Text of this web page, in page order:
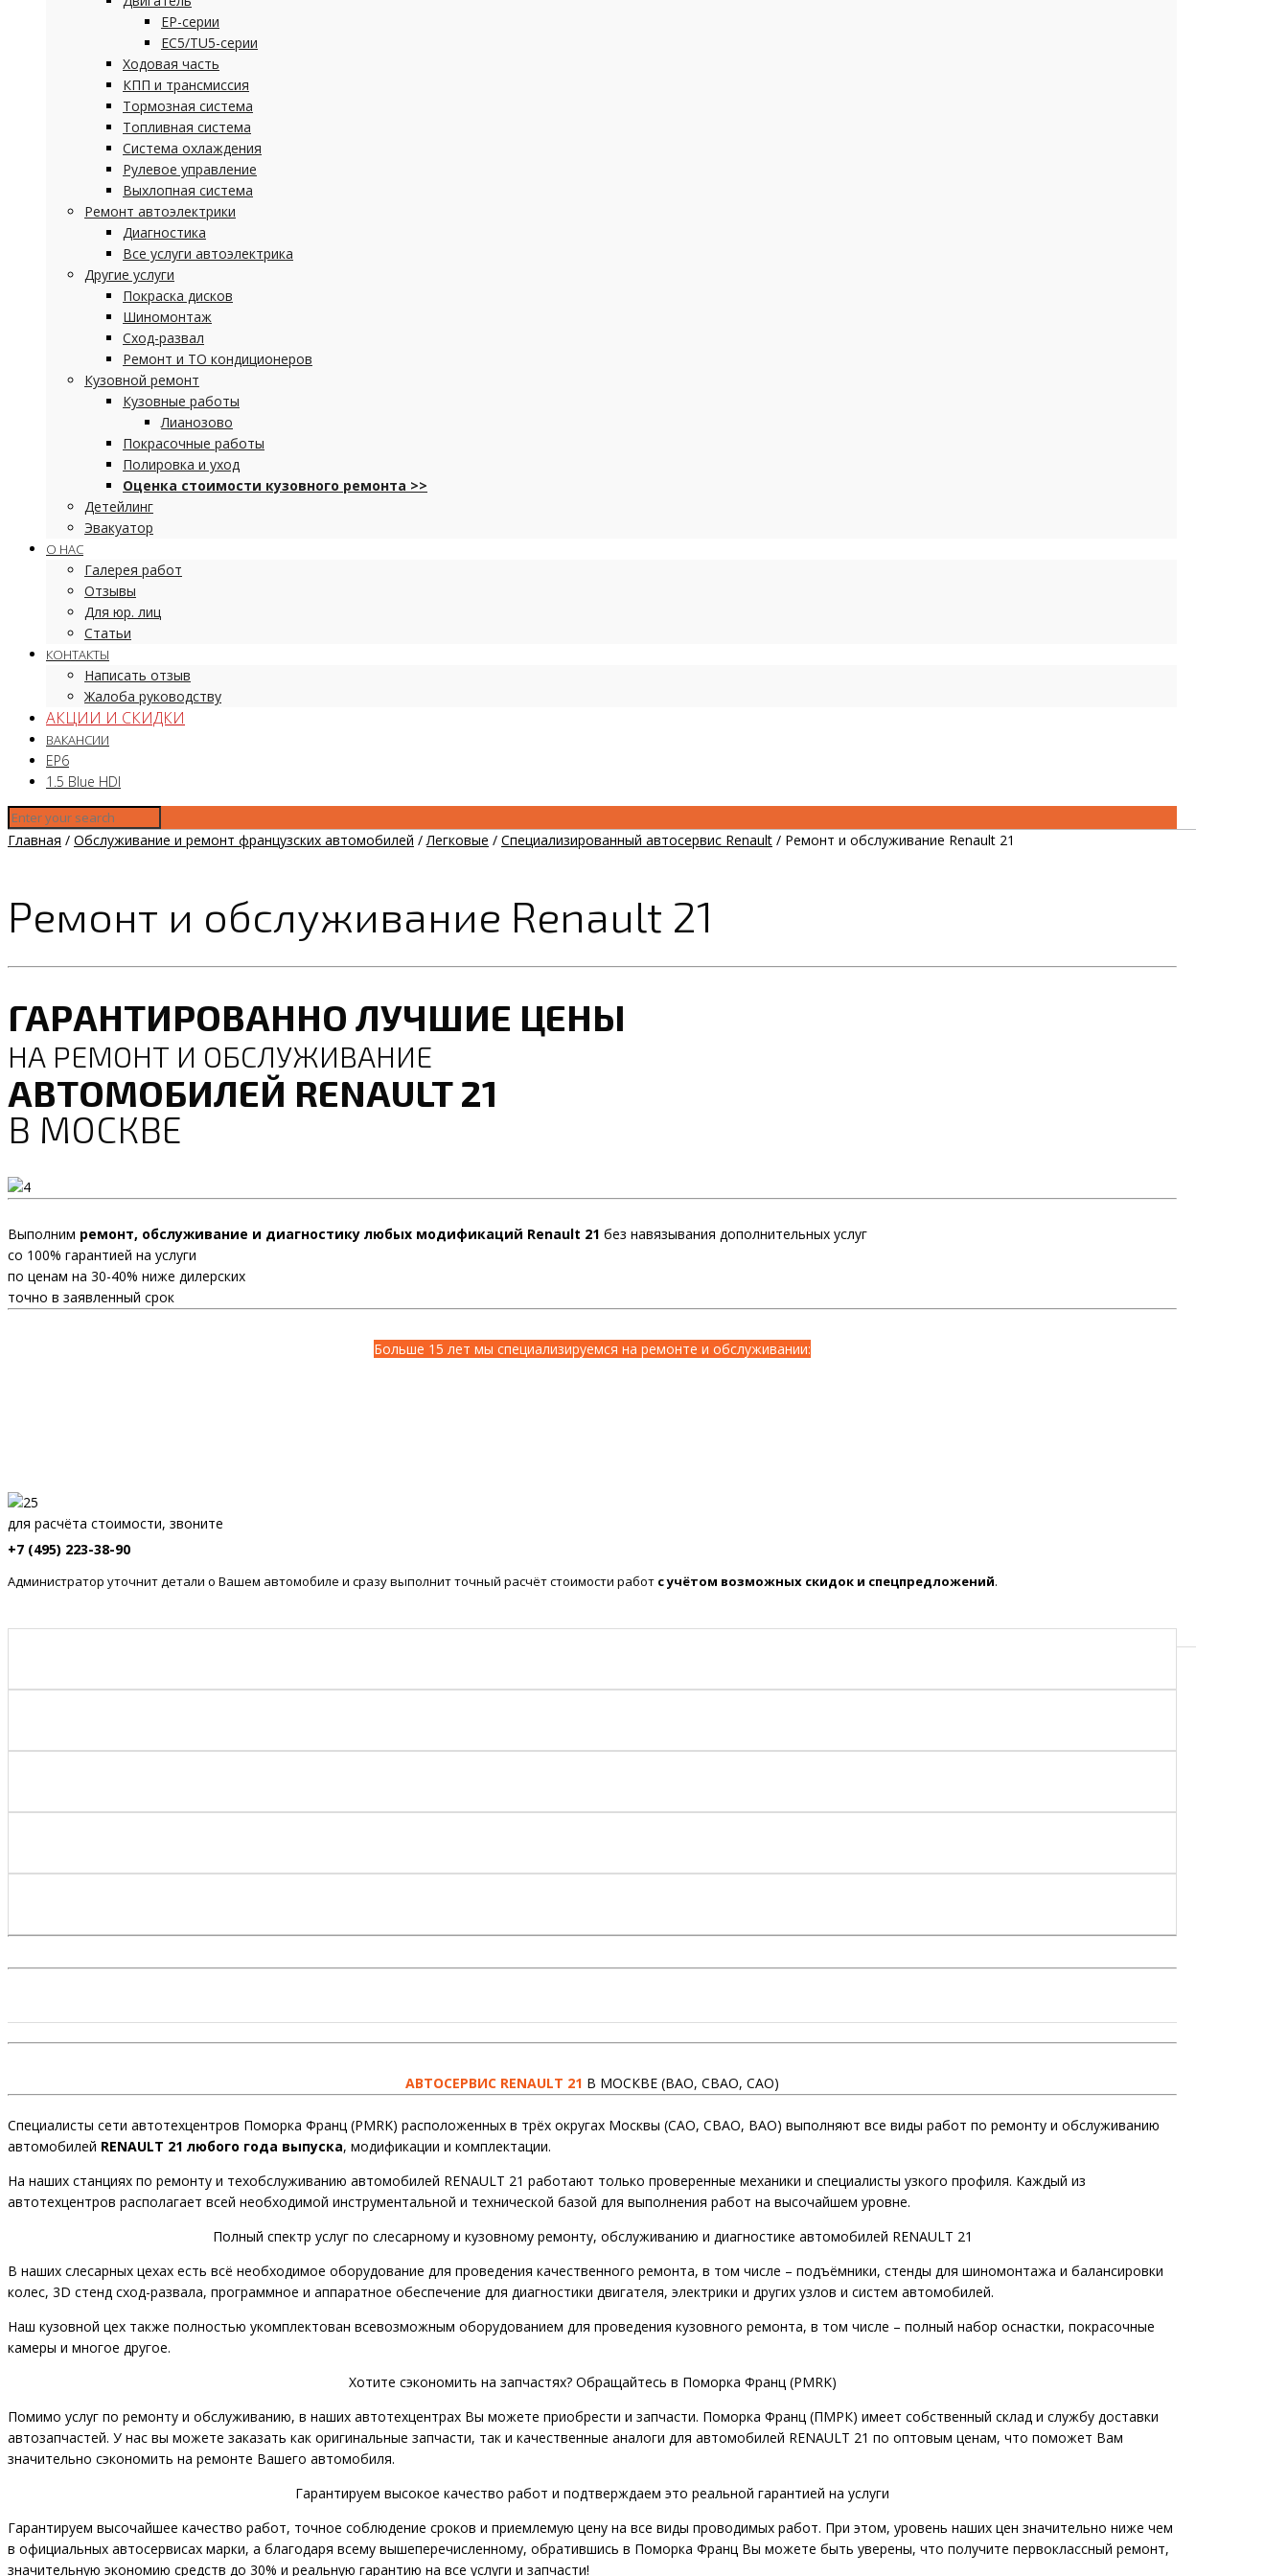
EP-серии
EC5/TU5-серии
Ходовая часть
КПП и трансмиссия
Тормозная система
Топливная система
Система охлаждения
Рулевое управление
Выхлопная система
Ремонт автоэлектрики
Диагностика
Все услуги автоэлектрика
Другие услуги
Покраска дисков
Шиномонтаж
Сход-развал
Ремонт и ТО кондиционеров
Кузовной ремонт
Кузовные работы
Лианозово
Покрасочные работы
Полировка и уход
Оценка стоимости кузовного ремонта >>
Детейлинг
Эвакуатор
О НАС
Галерея работ
Отзывы
Для юр. лиц
Статьи
КОНТАКТЫ
Написать отзыв
Жалоба руководству
АКЦИИ И СКИДКИ
ВАКАНСИИ
EP6
1.5 Blue HDI
Главная / Обслуживание и ремонт французских автомобилей / Легковые / Специализированный автосервис Renault / Ремонт и обслуживание Renault 21
Ремонт и обслуживание Renault 21
ГАРАНТИРОВАННО ЛУЧШИЕ ЦЕНЫ
НА РЕМОНТ И ОБСЛУЖИВАНИЕ
АВТОМОБИЛЕЙ RENAULT 21
В МОСКВЕ
Выполним ремонт, обслуживание и диагностику любых модификаций Renault 21 без навязывания дополнительных услуг
со 100% гарантией на услуги
по ценам на 30-40% ниже дилерских
точно в заявленный срок
Больше 15 лет мы специализируемся на ремонте и обслуживании:
для расчёта стоимости, звоните
+7 (495) 223-38-90
Администратор уточнит детали о Вашем автомобиле и сразу выполнит точный расчёт стоимости работ с учётом возможных скидок и спецпредложений.
АВТОСЕРВИС RENAULT 21 В МОСКВЕ (ВАО, СВАО, САО)
Специалисты сети автотехцентров Поморка Франц (PMRK) расположенных в трёх округах Москвы (САО, СВАО, ВАО) выполняют все виды работ по ремонту и обслуживанию
автомобилей RENAULT 21 любого года выпуска, модификации и комплектации.
На наших станциях по ремонту и техобслуживанию автомобилей RENAULT 21 работают только проверенные механики и специалисты узкого профиля. Каждый из
автотехцентров располагает всей необходимой инструментальной и технической базой для выполнения работ на высочайшем уровне.
Полный спектр услуг по слесарному и кузовному ремонту, обслуживанию и диагностике автомобилей RENAULT 21
В наших слесарных цехах есть всё необходимое оборудование для проведения качественного ремонта, в том числе – подъёмники, стенды для шиномонтажа и балансировки
колес, 3D стенд сход-развала, программное и аппаратное обеспечение для диагностики двигателя, электрики и других узлов и систем автомобилей.
Наш кузовной цех также полностью укомплектован всевозможным оборудованием для проведения кузовного ремонта, в том числе – полный набор оснастки, покрасочные
камеры и многое другое.
Хотите сэкономить на запчастях? Обращайтесь в Поморка Франц (PMRK)
Помимо услуг по ремонту и обслуживанию, в наших автотехцентрах Вы можете приобрести и запчасти. Поморка Франц (ПМРК) имеет собственный склад и службу доставки
автозапчастей. У нас вы можете заказать как оригинальные запчасти, так и качественные аналоги для автомобилей RENAULT 21 по оптовым ценам, что поможет Вам
значительно сэкономить на ремонте Вашего автомобиля.
Гарантируем высокое качество работ и подтверждаем это реальной гарантией на услуги
Гарантируем высочайшее качество работ, точное соблюдение сроков и приемлемую цену на все виды проводимых работ. При этом, уровень наших цен значительно ниже чем
в официальных автосервисах марки, а благодаря всему вышеперечисленному, обратившись в Поморка Франц Вы можете быть уверены, что получите первоклассный ремонт,
значительную экономию средств до 30% и реальную гарантию на все услуги и запчасти!